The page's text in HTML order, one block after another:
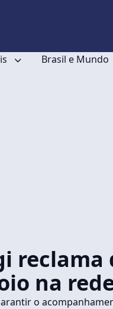
Brasil e Mundo
reclama
na
o